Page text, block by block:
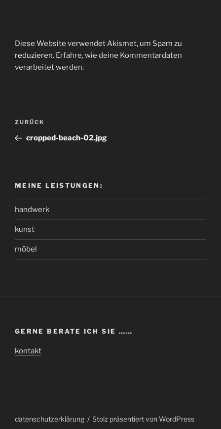
Diese Website verwendet Akismet, um Spam zu
reduzieren. Erfahre, wie deine Kommentardaten
verarbeitet werden.
Beitragsnavigation
Vorheriger
Beitrag
ZURÜCK
cropped-beach-02.jpg
MEINE LEISTUNGEN:
handwerk
kunst
möbel
GERNE BERATE ICH SIE ……
kontakt
datenschutzerklärung Stolz präsentiert von WordPress